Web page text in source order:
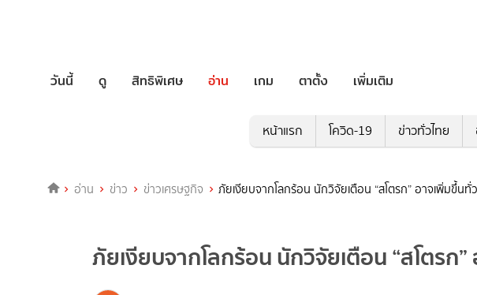
วันนี้ ดู สิทธิพิเศษ อ่าน เกม ตาตั้ง เพิ่มเติม
หน้าแรก โควิด-19 ข่าวทั่วไทย
อ่าน ข่าว ข่าวเศรษฐกิจ ภัยเงียบจากโลกร้อน นักวิจัยเตือน “สโตรก” อาจเพิ่มขึ้นทั่
ภัยเงียบจากโลกร้อน นักวิจัยเตือน “สโตรก